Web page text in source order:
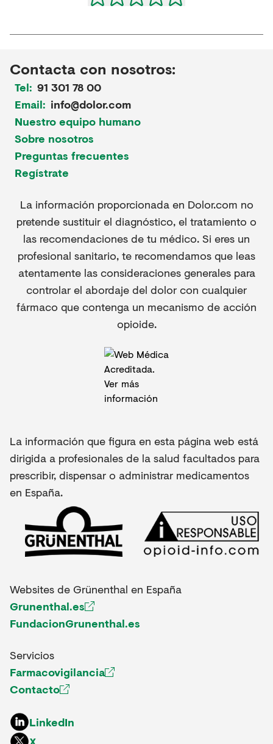
Contacta con nosotros:
Tel: 91 301 78 00
Email: info@dolor.com
Nuestro equipo humano
Sobre nosotros
Preguntas frecuentes
Regístrate
La información proporcionada en Dolor.com no
pretende sustituir el diagnóstico, el tratamiento o
las recomendaciones de tu médico. Si eres un
profesional sanitario, te recomendamos que leas
atentamente las consideraciones generales para
controlar el abordaje del dolor con cualquier
fármaco que contenga un mecanismo de acción
opioide.
La información que figura en esta página web está
dirigida a profesionales de la salud facultados para
prescribir, dispensar o administrar medicamentos
en España.
Websites de Grünenthal en España
Grunenthal.es
FundacionGrunenthal.es
Servicios
Farmacovigilancia
Contacto
LinkedIn